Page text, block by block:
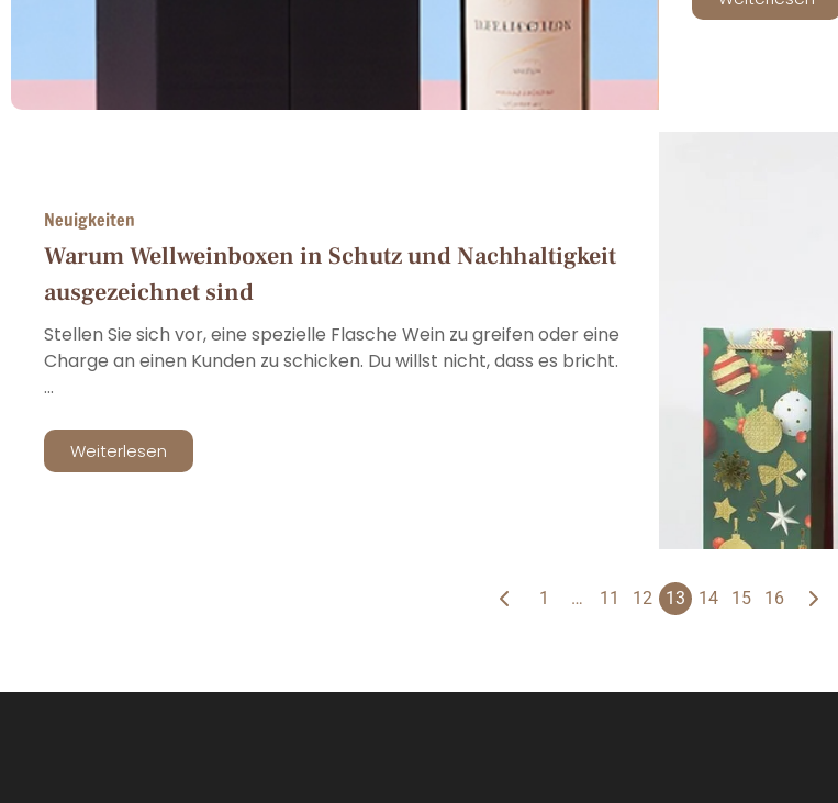
Neuigkeiten
Warum Wellweinboxen in Schutz und Nachhaltigkeit
ausgezeichnet sind
Stellen Sie sich vor, eine spezielle Flasche Wein zu greifen oder eine
Charge an einen Kunden zu schicken. Du willst nicht, dass es bricht.
...
Weiterlesen
1 … 11 12 13 14 15 16